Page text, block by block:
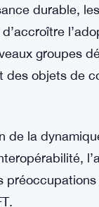
avec des
Les acteurs du
innovantes
durable,
groupes